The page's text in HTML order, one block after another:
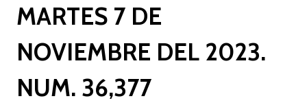
MARTES 7 DE
NOVIEMBRE DEL 2023.
NUM. 36,377